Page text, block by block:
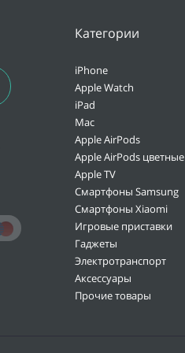
Категории
iPhone
Apple Watch
iPad
Mac
Apple AirPods
Apple AirPods цветные
Apple TV
Смартфоны Samsung
Смартфоны Xiaomi
Игровые приставки
Гаджеты
Электротранспорт
Аксессуары
Прочие товары